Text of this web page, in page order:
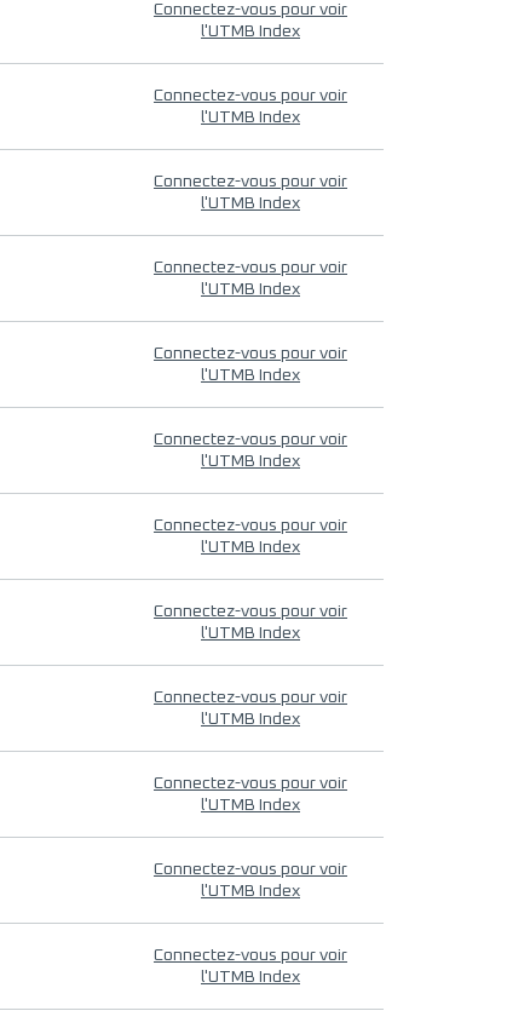
Connectez-vous pour voir
l'UTMB Index
Connectez-vous pour voir
l'UTMB Index
Connectez-vous pour voir
l'UTMB Index
Connectez-vous pour voir
l'UTMB Index
Connectez-vous pour voir
l'UTMB Index
Connectez-vous pour voir
l'UTMB Index
Connectez-vous pour voir
l'UTMB Index
Connectez-vous pour voir
l'UTMB Index
Connectez-vous pour voir
l'UTMB Index
Connectez-vous pour voir
l'UTMB Index
Connectez-vous pour voir
l'UTMB Index
Connectez-vous pour voir
l'UTMB Index